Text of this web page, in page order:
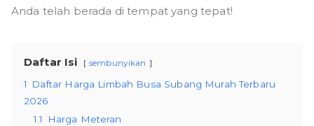
Anda telah berada di tempat yang tepat!
Daftar Isi sembunyikan
1
Daftar Harga Limbah Busa Subang Murah Terbaru
2026
1.1
Harga Meteran